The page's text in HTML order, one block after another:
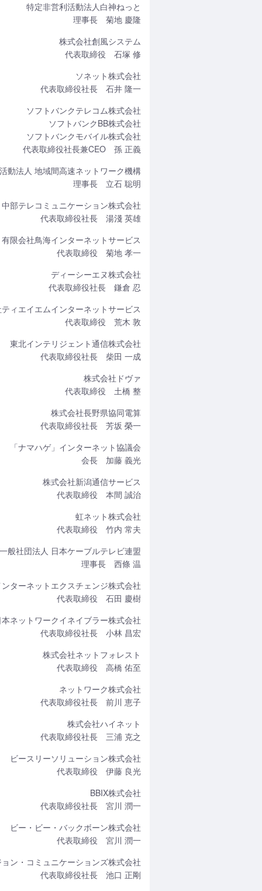
特定非営利活動法人白神ねっと
理事長 菊地 慶隆
株式会社創風システム
代表取締役 石塚 修
ソネット株式会社
代表取締役社長 石井 隆一
ソフトバンクテレコム株式会社
ソフトバンクBB株式会社
ソフトバンクモバイル株式会社
代表取締役社長兼CEO 孫 正義
動法人 地域間高速ネットワーク機構
理事長 立石 聡明
中部テレコミュニケーション株式会社
代表取締役社長 湯淺 英雄
有限会社鳥海インターネットサービス
代表取締役 菊地 孝一
ディーシーエヌ株式会社
代表取締役社長 鎌倉 忍
ィエイエムインターネットサービス
代表取締役 荒木 敦
東北インテリジェント通信株式会社
代表取締役社長 柴田 一成
株式会社ドヴァ
代表取締役 土橋 整
株式会社長野県協同電算
代表取締役社長 芳坂 榮一
「ナマハゲ」インターネット協議会
会長 加藤 義光
株式会社新潟通信サービス
代表取締役 本間 誠治
虹ネット株式会社
代表取締役 竹内 常夫
一般社団法人 日本ケーブルテレビ連盟
理事長 西條 温
ターネットエクスチェンジ株式会社
代表取締役 石田 慶樹
ネットワークイネイブラー株式会社
代表取締役社長 小林 昌宏
株式会社ネットフォレスト
代表取締役 高橋 佑至
ネットワーク株式会社
代表取締役社長 前川 恵子
株式会社ハイネット
代表取締役社長 三浦 克之
ビースリーソリューション株式会社
代表取締役 伊藤 良光
BBIX株式会社
代表取締役社長 宮川 潤一
ビー・ビー・バックボーン株式会社
代表取締役 宮川 潤一
ン・コミュニケーションズ株式会社
代表取締役社長 池口 正剛